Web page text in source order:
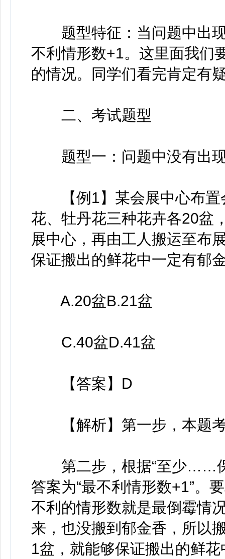
题型特征：当问题中出现
不利情形数+1。这里面我们
的情况。同学们看完肯定有
二、考试题型
题型一：问题中没有出
【例1】某会展中心布置
花、牡丹花三种花卉各20盆
展中心，再由工人搬运至布
保证搬出的鲜花中一定有郁
A.20盆B.21盆
C.40盆D.41盆
【答案】D
【解析】第一步，本题考
第二步，根据“至少……
答案为“最不利情形数+1”。
不利的情形数就是最倒霉情
来，也没搬到郁金香，所以
1盆，就能够保证搬出的鲜